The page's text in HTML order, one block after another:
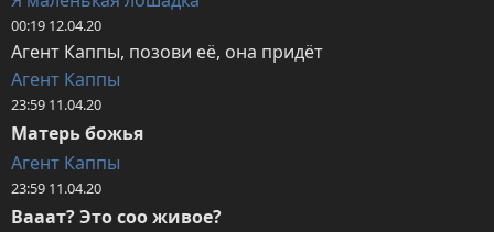
00:19 12.04.20
Агент Каппы, позови её, она придёт
Агент Каппы
23:59 11.04.20
Матерь божья
Агент Каппы
23:59 11.04.20
Вааат? Это соо живое?